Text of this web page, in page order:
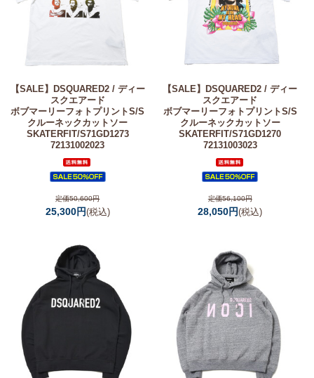
【SALE】
DSQUARED2 / ディー
スクエアード
ボブマーリーフォトプリントS/S
クルーネックカットソー
SKATERFIT/S71GD1273
72131002023
定価50,600円
25,300円(税込)
【SALE】
DSQUARED2 / ディー
スクエアード
ボブマーリーフォトプリントS/S
クルーネックカットソー
SKATERFIT/S71GD1270
72131003023
定価56,100円
28,050円(税込)